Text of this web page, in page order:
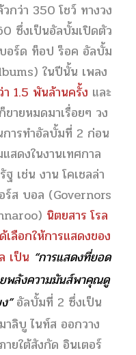
กว่า 350 โชว์ ทางวง
ซึ่งเป็นอัลบั้มเปิดตัว
อร์ด ท็อป ร็อค อัลบั้ม
ในปีนั้น เพลง
1.5 พันล้านครั้ง และ
ายหมดมาเรื่อยๆ วง
การทำอัลบั้มที่ 2 ก่อน
สดงในงานเทศกาล
เช่น งาน โคเชลล่า
ร์ส บอล (Governors
นิตยสาร โรล
เลือกให้การแสดงของ
เป็น “การแสดงที่ยอด
พลังความมันส์พาคุณดู
”อัลบั้มที่ 2 ซึ่งเป็น
ลิบู ไนท์ส ออกวาง
ยใต้สังกัด อินเตอร์